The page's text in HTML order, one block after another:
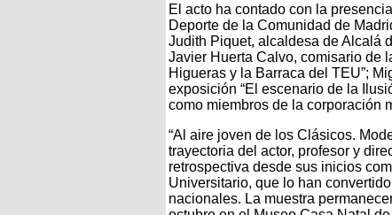
El acto ha contado con la
Deporte de la Comunidad de
Judith Piquet, alcaldesa de Alcalá
Javier Huerta Calvo, comisario de
Higueras y la Barraca del TEU”;
exposición “El escenario de la
como miembros de la corporación
“Al aire joven de los Clásicos.
trayectoria del actor, profesor y
retrospectiva desde sus inicios
Universitario, que lo han
nacionales. La muestra